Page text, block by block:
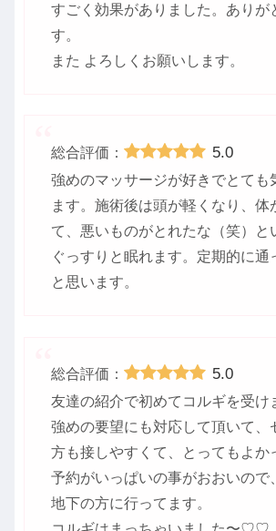
すごく効果がありました。ありが
す。
また よろしくお願いします。
総合評価： 5.0
強めのマッサージが好きでとても
ます。施術後は頭が軽くなり、体
て、悪いものがとれたな（笑）と
ぐっすりと眠れます。定期的に通
と思います。
総合評価： 5.0
友達の紹介で初めてコルギを受け
強めの要望にも対応して頂いて、
方も接しやすくて、とってもよか
予約がいっぱいの事がおおいので
地下の方に行ってます。